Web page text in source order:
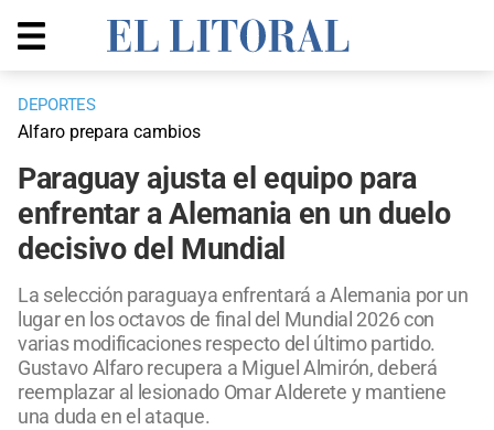
DEPORTES
Alfaro prepara cambios
Paraguay ajusta el equipo para
enfrentar a Alemania en un duelo
decisivo del Mundial
La selección paraguaya enfrentará a Alemania por un
lugar en los octavos de final del Mundial 2026 con
varias modificaciones respecto del último partido.
Gustavo Alfaro recupera a Miguel Almirón, deberá
reemplazar al lesionado Omar Alderete y mantiene
una duda en el ataque.